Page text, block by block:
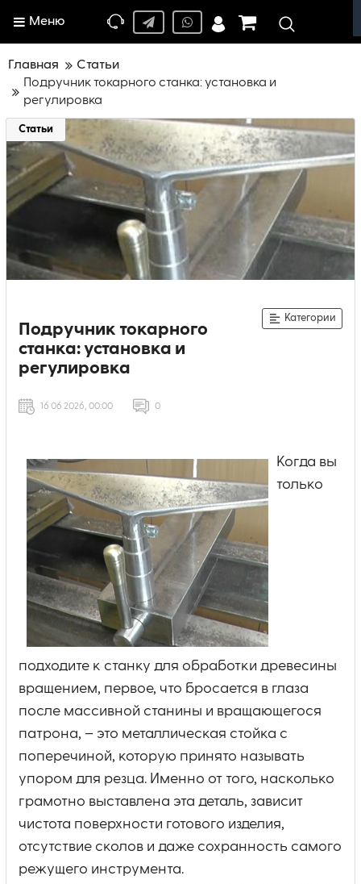
Меню
Главная
Статьи
Подручник токарного станка: установка и
регулировка
Статьи
Подручник токарного
станка: установка и
регулировка
Категории
16 06 2026, 00:00 0
Когда вы
только
подходите к станку для обработки древесины
вращением, первое, что бросается в глаза
после массивной станины и вращающегося
патрона, – это металлическая стойка с
поперечиной, которую принято называть
упором для резца. Именно от того, насколько
грамотно выставлена эта деталь, зависит
чистота поверхности готового изделия,
отсутствие сколов и даже сохранность самого
режущего инструмента.